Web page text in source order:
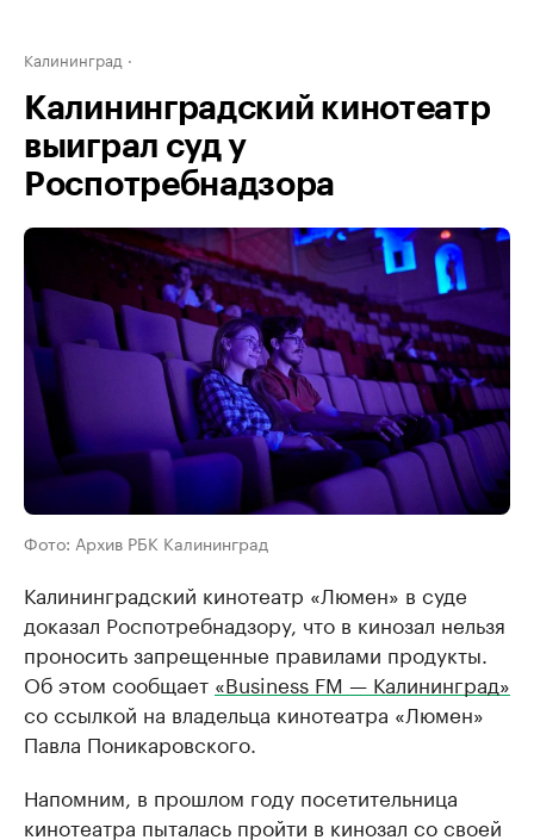
Калининград
Калининградский кинотеатр
выиграл суд у
Роспотребнадзора
Фото: Архив РБК Калининград
Калининградский кинотеатр «Люмен» в суде
доказал Роспотребнадзору, что в кинозал нельзя
проносить запрещенные правилами продукты.
Об этом сообщает «Business FM — Калининград»
со ссылкой на владельца кинотеатра «Люмен»
Павла Поникаровского.
Напомним, в прошлом году посетительница
кинотеатра пыталась пройти в кинозал со своей